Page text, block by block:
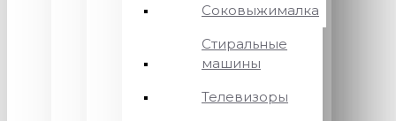
Соковыжималка
Стиральные
машины
Телевизоры